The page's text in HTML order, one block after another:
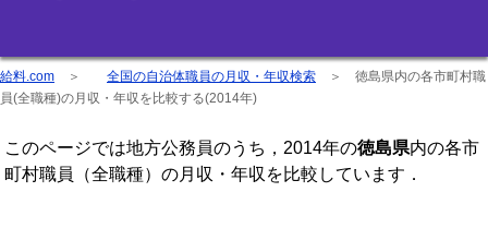
給料.com ＞ 全国の自治体職員の月収・年収検索 ＞ 徳島県内の各市町村職
員(全職種)の月収・年収を比較する(2014年)
このページでは地方公務員のうち，2014年の徳島県内の各市
町村職員（全職種）の月収・年収を比較しています．